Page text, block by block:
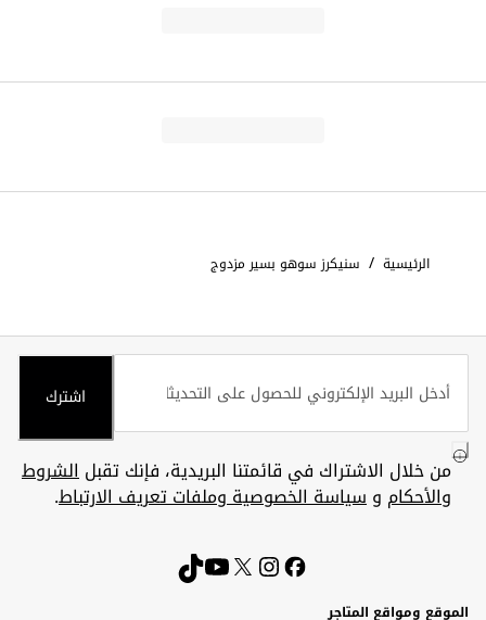
الرئيسية / سنيكرز سوهو بسير مزدوج
اشترك
من خلال الاشتراك في قائمتنا البريدية، فإنك تقبلالشروط
والأحكام وسياسة الخصوصية وملفات تعريف الارتباط.
الموقع ومواقع المتاجر